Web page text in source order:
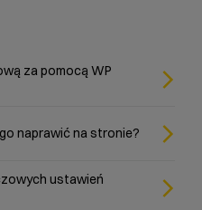
za pomocą WP
naprawić na stronie?
ustawień